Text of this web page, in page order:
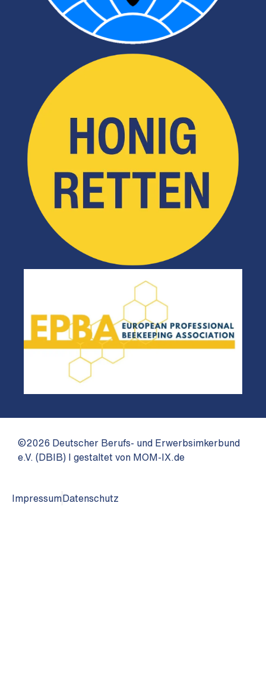
©2026 Deutscher Berufs- und Erwerbsimkerbund
e.V. (DBIB) I gestaltet von MOM-IX.de
Impressum Datenschutz